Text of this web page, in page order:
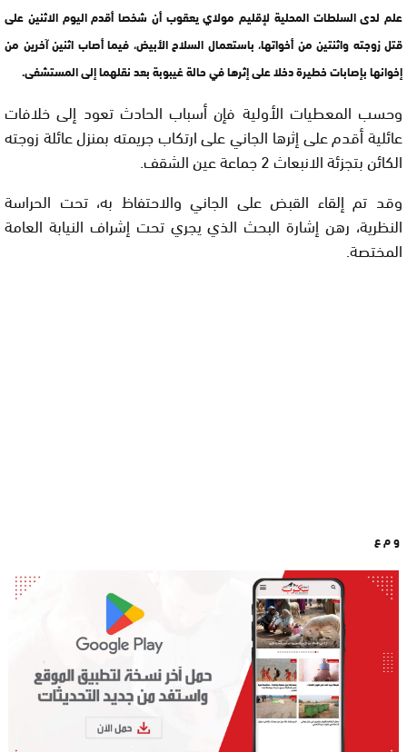
علم لدى السلطات المحلية لإقليم مولاي يعقوب أن شخصا أقدم اليوم الاثنين على
قتل زوجته واثنتين من أخواتها، باستعمال السلاح الأبيض، فيما أصاب اثنين آخرين من
إخوانها بإصابات خطيرة دخلا على إثرها في حالة غيبوبة بعد نقلهما إلى المستشفى.
وحسب المعطيات الأولية فإن أسباب الحادث تعود إلى خلافات
عائلية أقدم على إثرها الجاني على ارتكاب جريمته بمنزل عائلة زوجته
الكائن بتجزئة الانبعاث 2 جماعة عين الشقف.
وقد تم إلقاء القبض على الجاني والاحتفاظ به، تحت الحراسة
النظرية، رهن إشارة البحث الذي يجري تحت إشراف النيابة العامة
المختصة.
و م ع